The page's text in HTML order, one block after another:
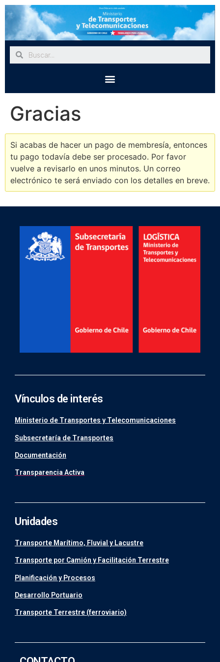
Gracias
Si acabas de hacer un pago de membresía, entonces
tu pago todavía debe ser procesado. Por favor
vuelve a revisarlo en unos minutos. Un correo
electrónico te será enviado con los detalles en breve.
Vínculos de interés
Ministerio de Transportes y Telecomunicaciones
Subsecretaría de Transportes
Documentación
Transparencia Activa
Unidades
Transporte Marítimo, Fluvial y Lacustre
Transporte por Camión y Facilitación Terrestre
Planificación y Procesos
Desarrollo Portuario
Transporte Terrestre (ferroviario)